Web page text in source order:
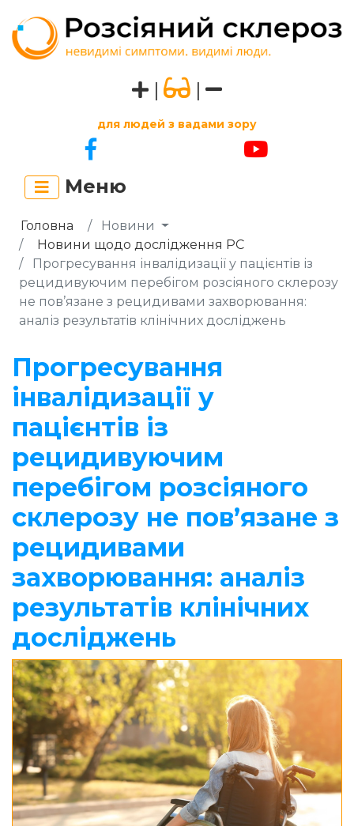
| |
для людей з вадами зору
Меню
Головна
Новини
Новини щодо дослідження РС
Прогресування інвалідизації у пацієнтів із
рецидивуючим перебігом розсіяного склерозу
не пов’язане з рецидивами захворювання:
аналіз результатів клінічних досліджень
Прогресування
інвалідизації у
пацієнтів із
рецидивуючим
перебігом розсіяного
склерозу не пов’язане з
рецидивами
захворювання: аналіз
результатів клінічних
досліджень